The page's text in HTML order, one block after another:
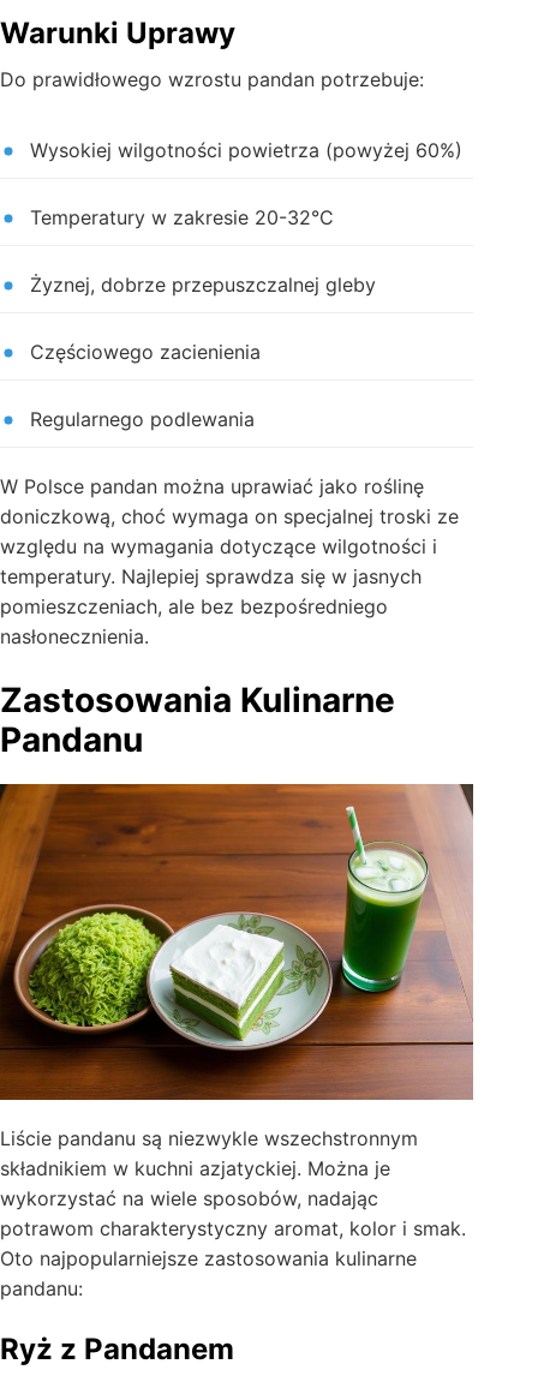
Warunki Uprawy
Do prawidłowego wzrostu pandan potrzebuje:
Wysokiej wilgotności powietrza (powyżej 60%)
Temperatury w zakresie 20-32°C
Żyznej, dobrze przepuszczalnej gleby
Częściowego zacienienia
Regularnego podlewania
W Polsce pandan można uprawiać jako roślinę
doniczkową, choć wymaga on specjalnej troski ze
względu na wymagania dotyczące wilgotności i
temperatury. Najlepiej sprawdza się w jasnych
pomieszczeniach, ale bez bezpośredniego
nasłonecznienia.
Zastosowania Kulinarne
Pandanu
Liście pandanu są niezwykle wszechstronnym
składnikiem w kuchni azjatyckiej. Można je
wykorzystać na wiele sposobów, nadając
potrawom charakterystyczny aromat, kolor i smak.
Oto najpopularniejsze zastosowania kulinarne
pandanu:
Ryż z Pandanem